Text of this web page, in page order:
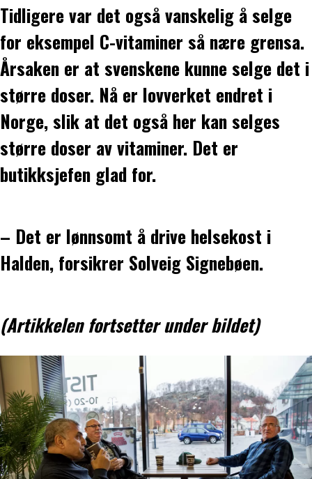
Tidligere var det også vanskelig å selge
for eksempel C-vitaminer så nære grensa.
Årsaken er at svenskene kunne selge det i
større doser. Nå er lovverket endret i
Norge, slik at det også her kan selges
større doser av vitaminer. Det er
butikksjefen glad for.
– Det er lønnsomt å drive helsekost i
Halden, forsikrer Solveig Signebøen.
(Artikkelen fortsetter under bildet)